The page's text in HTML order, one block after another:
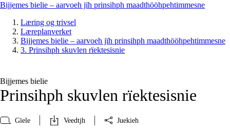
Bijjemes bielie – aarvoeh jïh prinsihph maadthööhpehtimmesne
Læring og trivsel
Læreplanverket
Bijjemes bielie – aarvoeh jïh prinsihph maadthööhpehtimmesne
3. Prinsihph skuvlen rïektesisnie
Bijjemes bielie
Prinsihph skuvlen rïektesisnie
Gïele Veedtjh Juekieh